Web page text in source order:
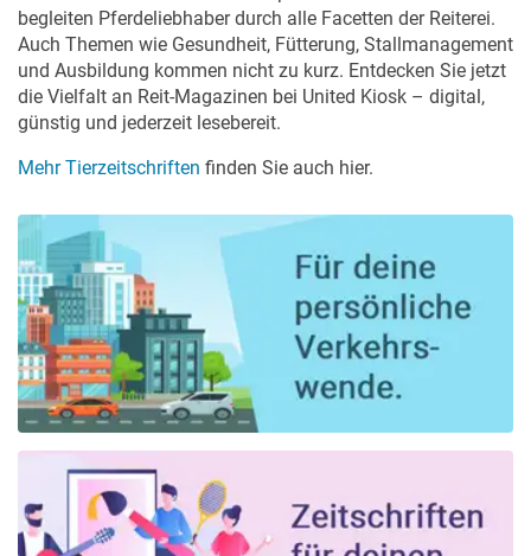
begleiten Pferdeliebhaber durch alle Facetten der Reiterei.
Auch Themen wie Gesundheit, Fütterung, Stallmanagement
und Ausbildung kommen nicht zu kurz. Entdecken Sie jetzt
die Vielfalt an Reit-Magazinen bei United Kiosk – digital,
günstig und jederzeit lesebereit.
Mehr Tierzeitschriften finden Sie auch hier.